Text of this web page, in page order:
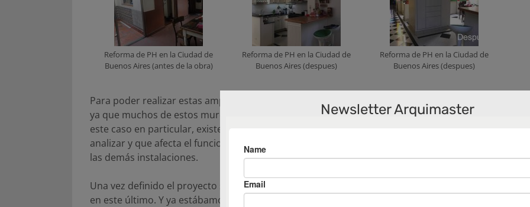
Reforma de PH en la Ciudad de
Buenos Aires (antes de la obra)
Reforma de PH en la Ciudad de
Buenos Aires (despues)
Reforma de PH en la Ciudad de
Buenos Aires (despues)
Para poder realizar estas ampliaciones hay que analizar muy bien las cargas estructurales,
ya que muchos de estos muros son portantes de carga y además del peso de la losa, en
este caso en particular, existe otra vivienda en el piso superior. Otras cosas importantes a
analizar y que afecta el funcionamiento edilicio son las descargas pluviales, ventilaciones y
las demás instalaciones.
Una vez definido el proyecto se adapto el presupuesto inicial a una cotización final basada
en este último. Y ya estábamos listos para comenzar.
Newsletter Arquimaster